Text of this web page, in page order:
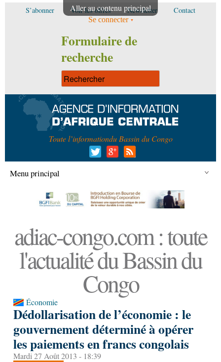
Aller au contenu principal
S’abonner Voir les offres Newsletter Contact
Se connecter
Formulaire de
recherche
Toute l’informationdu Bassin du Congo
Menu principal
adiac-congo.com : toute
l'actualité du Bassin du
Congo
Économie
Dédollarisation de l’économie : le
gouvernement déterminé à opérer
les paiements en francs congolais
Mardi 27 Août 2013 - 18:39